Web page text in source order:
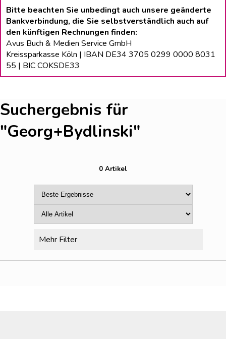
Bitte beachten Sie unbedingt auch unsere geänderte
Bankverbindung, die Sie selbstverständlich auch auf
den künftigen Rechnungen finden:
Avus Buch & Medien Service GmbH
Kreissparkasse Köln | IBAN DE34 3705 0299 0000 8031
55 | BIC COKSDE33
Suchergebnis für
"Georg+Bydlinski"
0 Artikel
Mehr Filter